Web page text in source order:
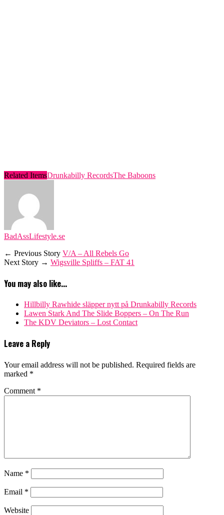
Related ItemsDrunkabilly RecordsThe Baboons
BadAssLifestyle.se
← Previous Story V/A – All Rebels Go
Next Story → Wigsville Spliffs – FAT 41
You may also like...
Hillbilly Rawhide släpper nytt på Drunkabilly Records
Lawen Stark And The Slide Boppers – On The Run
The KDV Deviators – Lost Contact
Leave a Reply
Your email address will not be published. Required fields are
marked *
Comment *
Name *
Email *
Website